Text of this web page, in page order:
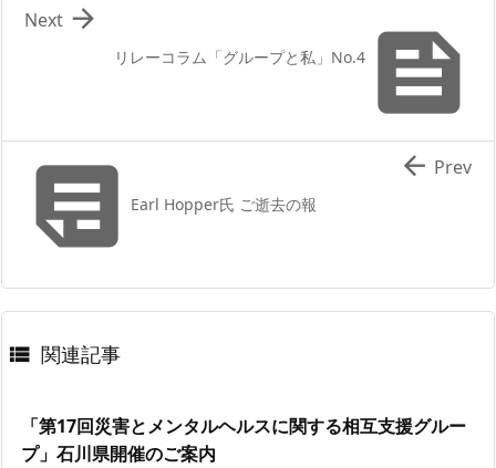

リレーコラム「グループと私」No.4

Next
Earl Hopper氏 ご逝去の報
 Prev
 関連記事
「第17回災害とメンタルヘルスに関する相互支援グルー
プ」石川県開催のご案内